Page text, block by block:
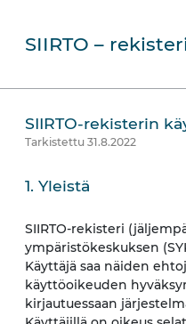
SIIRTO –
SIIRTO-rekisterin
Tarkistettu 31.8.2022
1. Yleistä
SIIRTO-rekisteri
ympäristökeskuksen
Käyttäjä saa näiden
käyttöoikeuden
kirjautuessaan